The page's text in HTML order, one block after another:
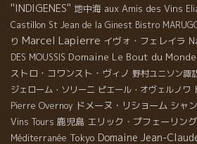
''INDIGENES'' 地中海 aux Amis des Vins
Castillon St Jean de la Ginest Bistro
り Marcel Lapierre イヴォ・フェレイラ
DES MOUSSIS Domaine Le Bout du Monde
ストロ・コワンスト・ヴィノ 野村ユニソン諏
ジェローム・ソリーニ ピエール・オヴェルノワ
Pierre Overnoy ドメーヌ・リショーム シャ
Vins Tours 鹿児島 エリック・プフェーリング
Méditerranée Tokyo Domaine Jean-